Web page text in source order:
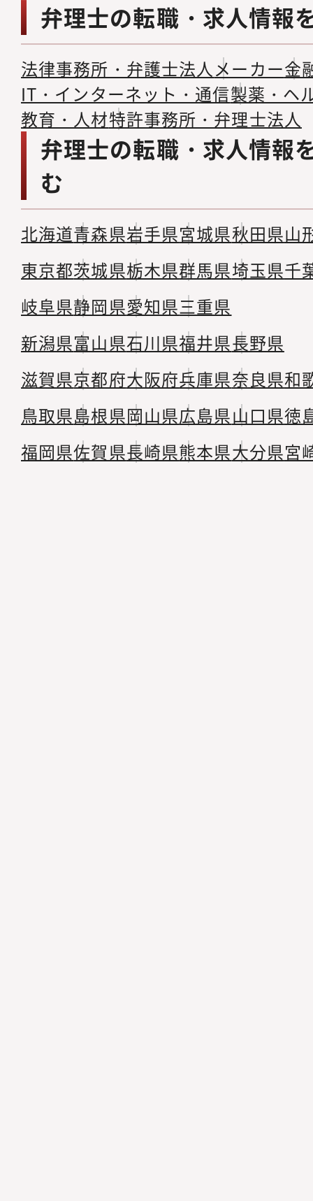
弁理士の転職・求人情報
法律事務所・弁護士法人メーカー金
IT・インターネット・通信製薬・ヘ
教育・人材特許事務所・弁理士法人
弁理士の転職・求人情報
む
北海道青森県岩手県宮城県秋田県山
東京都茨城県栃木県群馬県埼玉県千
岐阜県静岡県愛知県三重県
新潟県富山県石川県福井県長野県
滋賀県京都府大阪府兵庫県奈良県和
鳥取県島根県岡山県広島県山口県徳
福岡県佐賀県長崎県熊本県大分県宮